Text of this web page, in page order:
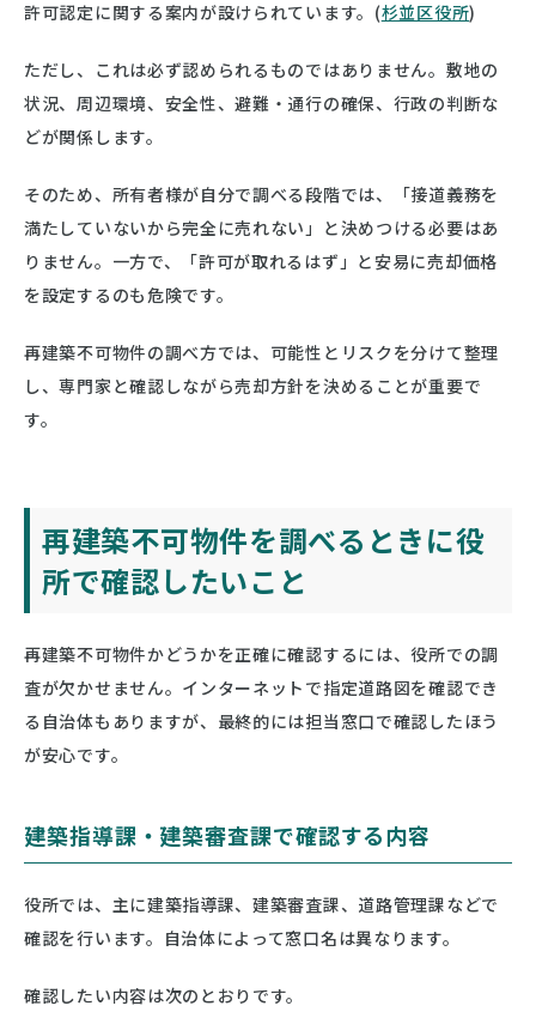
許可認定に関する案内が設けられています。(杉並区役所)
ただし、これは必ず認められるものではありません。敷地の
状況、周辺環境、安全性、避難・通行の確保、行政の判断な
どが関係します。
そのため、所有者様が自分で調べる段階では、「接道義務を
満たしていないから完全に売れない」と決めつける必要はあ
りません。一方で、「許可が取れるはず」と安易に売却価格
を設定するのも危険です。
再建築不可物件の調べ方では、可能性とリスクを分けて整理
し、専門家と確認しながら売却方針を決めることが重要で
す。
再建築不可物件を調べるときに役
所で確認したいこと
再建築不可物件かどうかを正確に確認するには、役所での調
査が欠かせません。インターネットで指定道路図を確認でき
る自治体もありますが、最終的には担当窓口で確認したほう
が安心です。
建築指導課・建築審査課で確認する内容
役所では、主に建築指導課、建築審査課、道路管理課などで
確認を行います。自治体によって窓口名は異なります。
確認したい内容は次のとおりです。